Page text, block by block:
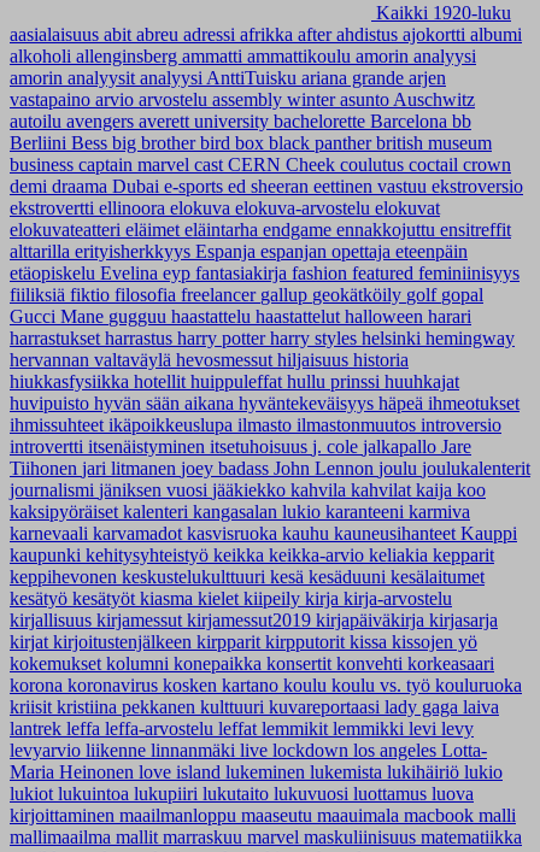
Kaikki 1920-luku
aasialaisuus abit abreu adressi afrikka afterahdistus ajokortti albumi
alkoholi allenginsberg ammatti ammattikoulu amorin analyysi
amorin analyysit analyysi AnttiTuisku ariana grande arjen
vastapaino arvio arvostelu assembly winterasunto Auschwitz
autoilu avengers averett university bachelorette Barcelona bb
Berliini Bess big brotherbird box black pantherbritish museum
business captain marvel cast CERN Cheek coulutus coctail crown
demi draama Dubai e-sports ed sheeran eettinen vastuu ekstroversio
ekstrovertti ellinoora elokuva elokuva-arvostelu elokuvat
elokuvateatteri eläimet eläintarha endgame ennakkojuttu ensitreffit
alttarilla erityisherkkyys Espanja espanjan opettaja eteenpäin
etäopiskelu Evelina eyp fantasiakirja fashion featured feminiinisyys
fiiliksiä fiktio filosofia freelancer gallup geokätköily golf gopal
Gucci Mane gugguu haastattelu haastattelut halloween harari
harrastukset harrastus harry potterharry styles helsinki hemingway
hervannan valtaväylä hevosmessut hiljaisuus historia
hiukkasfysiikka hotellit huippuleffat hullu prinssi huuhkajat
huvipuisto hyvän sään aikana hyväntekeväisyys häpeä ihmeotukset
ihmissuhteet ikäpoikkeuslupa ilmasto ilmastonmuutos introversio
introvertti itsenäistyminen itsetuhoisuus j. cole jalkapallo Jare
Tiihonen jari litmanen joey badass John Lennon joulu joulukalenterit
journalismi jäniksen vuosi jääkiekko kahvila kahvilat kaija koo
kaksipyöräiset kalenteri kangasalan lukio karanteeni karmiva
karnevaali karvamadot kasvisruoka kauhu kauneusihanteet Kauppi
kaupunki kehitysyhteistyö keikka keikka-arvio keliakia kepparit
keppihevonen keskustelukulttuuri kesä kesäduuni kesälaitumet
kesätyö kesätyöt kiasma kielet kiipeily kirja kirja-arvostelu
kirjallisuus kirjamessut kirjamessut2019 kirjapäiväkirja kirjasarja
kirjat kirjoitustenjälkeen kirpparit kirpputorit kissa kissojen yö
kokemukset kolumni konepaikka konsertit konvehti korkeasaari
korona koronavirus kosken kartano koulu koulu vs. työ kouluruoka
kriisit kristiina pekkanen kulttuuri kuvareportaasi lady gaga laiva
lantrek leffa leffa-arvostelu leffat lemmikit lemmikki levi levy
levyarvio liikenne linnanmäki live lockdown los angeles Lotta-
Maria Heinonen love island lukeminen lukemista lukihäiriö lukio
lukiot lukuintoa lukupiiri lukutaito lukuvuosi luottamus luova
kirjoittaminen maailmanloppu maaseutu maauimala macbook malli
mallimaailma mallit marraskuu marvel maskuliinisuus matematiikka